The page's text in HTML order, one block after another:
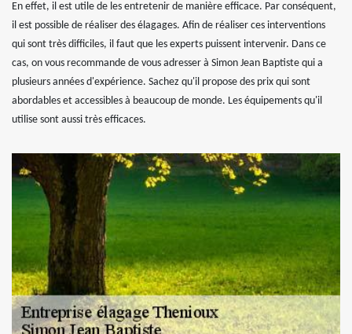
En effet, il est utile de les entretenir de manière efficace. Par conséquent,
il est possible de réaliser des élagages. Afin de réaliser ces interventions
qui sont très difficiles, il faut que les experts puissent intervenir. Dans ce
cas, on vous recommande de vous adresser à Simon Jean Baptiste qui a
plusieurs années d'expérience. Sachez qu'il propose des prix qui sont
abordables et accessibles à beaucoup de monde. Les équipements qu'il
utilise sont aussi très efficaces.